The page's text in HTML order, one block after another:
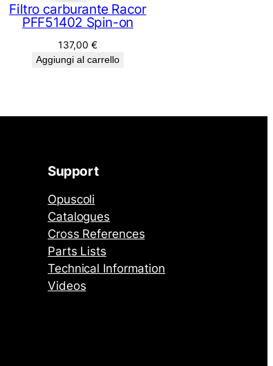
Filtro carburante Racor
PFF51402 Spin-on
137,00 €
Aggiungi al carrello
Support
Opuscoli
Catalogues
Cross References
Parts Lists
Technical Information
Videos